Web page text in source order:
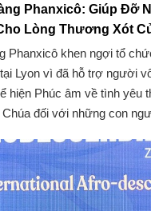
Phanxicô: Giúp Đỡ
Lòng Thương Xót
Phanxicô khen ngợi tổ
Lyon vì đã hỗ trợ người
hiện Phúc âm về tình yêu
đối với những con